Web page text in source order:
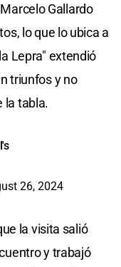
Gallardo
lo que lo ubica a
Lepra" extendió
triunfos y no
la tabla.
26, 2024
la visita salió
y trabajó